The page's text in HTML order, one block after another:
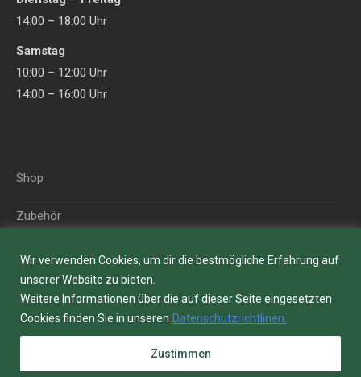
Wir verwenden Cookies, um dir die bestmögliche Erfahrung auf
unserer Website zu bieten.
Weitere Informationen über die auf dieser Seite eingesetzten
Cookies finden Sie in unseren Datenschutzrichtlinen.
Zustimmen
new
window
new
window
14:00 – 18:00 Uhr
Samstag
10:00 – 12:00 Uhr
14:00 – 16:00 Uhr
Shop
Zubehör
Blog
Über uns